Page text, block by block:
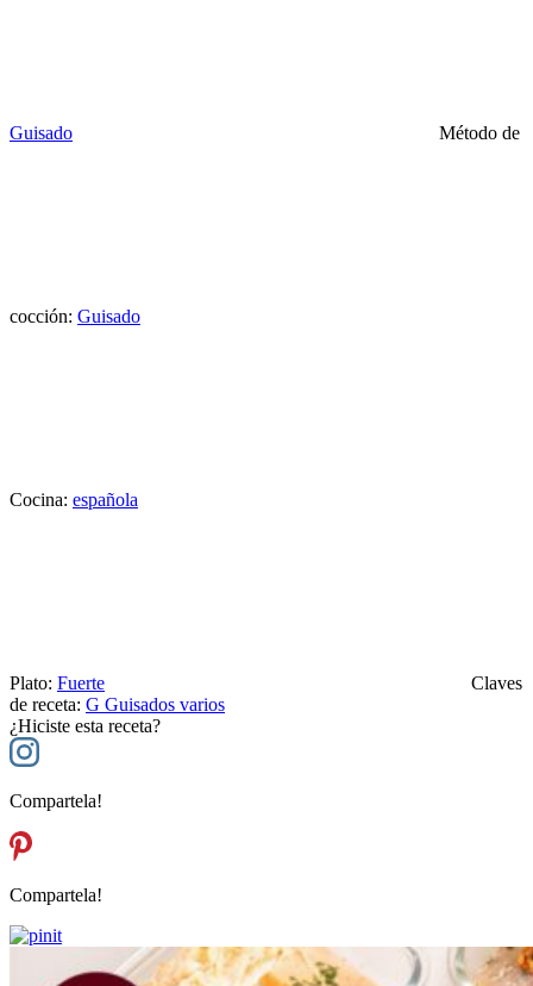
Guisado Método de
cocción: Guisado
Cocina: española
Plato: Fuerte
Claves
de receta: G Guisados varios
¿Hiciste esta receta?
Compartela!
Compartela!